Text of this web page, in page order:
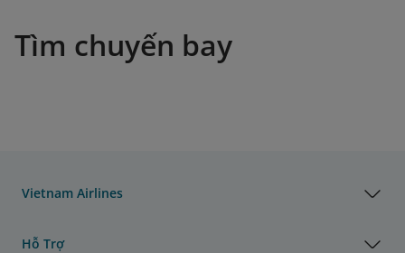
Tìm chuyến bay
Vietnam Airlines
Hỗ Trợ